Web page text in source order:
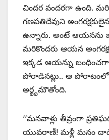
చిందర వందరగా ఉంది.
గణపతిదేవుని
ఉన్నారు. అంటే ఆయనను
మరికొందరు ఆయన
ఇక్కడ ఆయన్ను
పోరాడినట్లు.. ఆ పోరాటంలో
అర్థ్ధమౌతోంది.
‘‘మనవాళ్లు తీవ్రంగా
యువరాణీ! మళ్లీ మనం